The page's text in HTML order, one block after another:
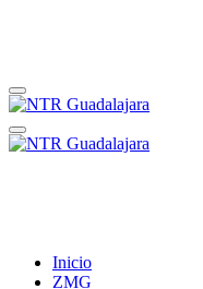
Inicio
ZMG